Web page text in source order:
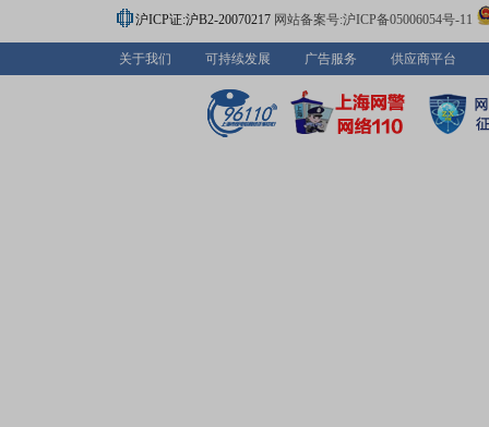
沪ICP证:沪B2-20070217 网站备案号:沪ICP备05006054号-11
关于我们 可持续发展 广告服务 供应商平台